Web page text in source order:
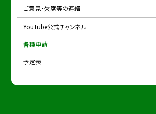
ご意見・欠席等の連絡
YouTube公式チャンネル
各種申請
予定表